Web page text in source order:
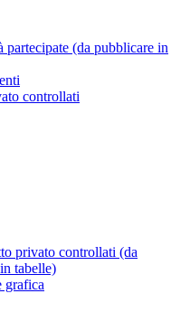
partecipate (da pubblicare in
controllati
privato controllati (da
tabelle)
grafica